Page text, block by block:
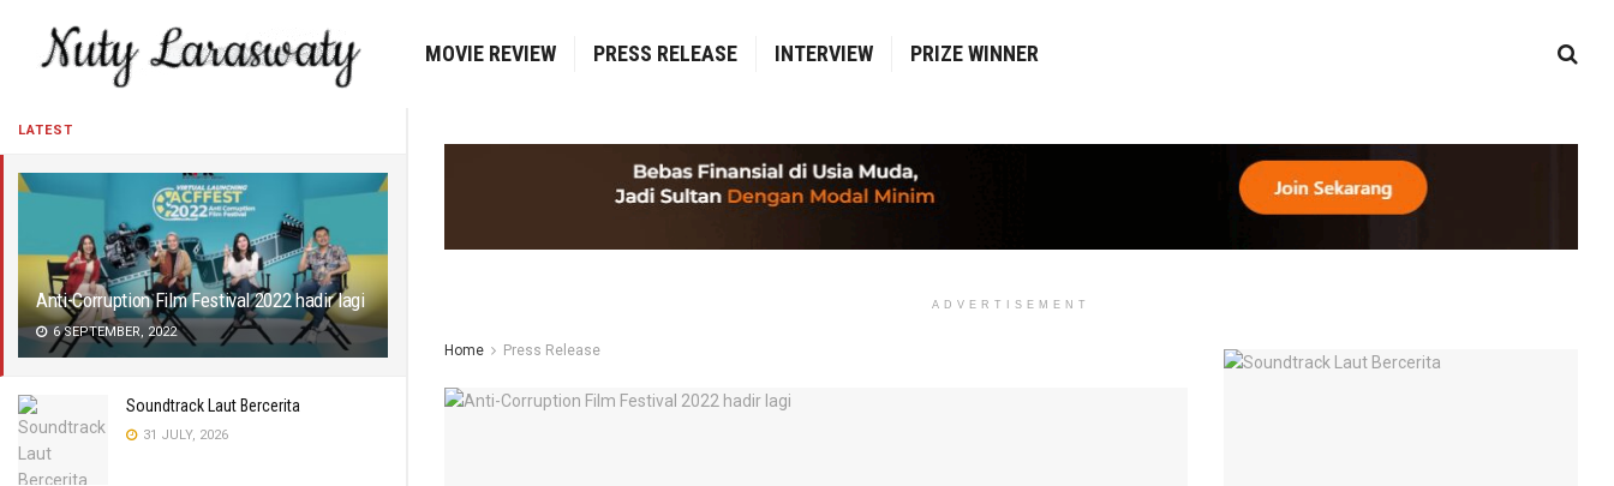
LATEST
Anti-Corruption Film Festival 2022 hadir lagi
6 SEPTEMBER, 2022
Soundtrack Laut Bercerita
31 JULY, 2026
MOVIE REVIEW PRESS RELEASE INTERVIEW PRIZE WINNER
ADVERTISEMENT
Home Press Release